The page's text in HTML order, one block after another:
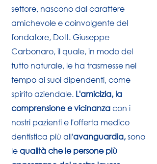
settore, nascono dal carattere
amichevole e coinvolgente del
fondatore, Dott. Giuseppe
Carbonaro, il quale, in modo del
tutto naturale, le ha trasmesse nel
tempo ai suoi dipendenti, come
spirito aziendale. L'amicizia, la
comprensione e vicinanzacon i
nostri pazienti e l'offerta medico
dentistica più all'avanguardia,sono
lequalità che le persone più